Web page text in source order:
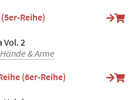
Reihe)
Vol. 2
& Arme
(6er-Reihe)